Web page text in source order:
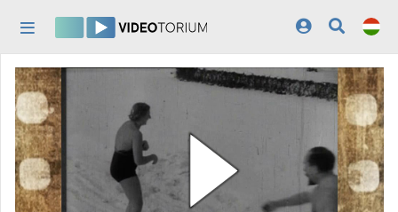
Kezdőlap
Bejelentkezés
Felfedezés
Kategóriák